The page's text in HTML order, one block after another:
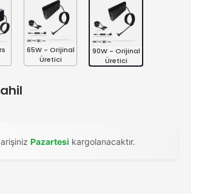
65W - Orijinal
Üretici
90W - Orijinal
Üretici
Pazartesi kargolanacaktır.